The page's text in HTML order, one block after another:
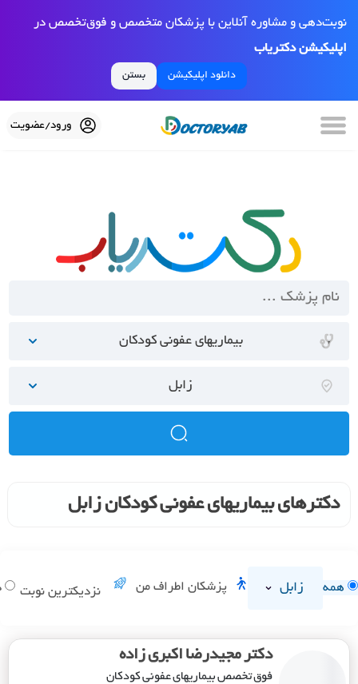
نوبت‌دهی و مشاوره آنلاین با پزشکان متخصص و فوق‌تخصص در
اپلیکیشن دکتریاب
دانلود اپلیکیشن بستن
ورود/عضویت
بیماریهای عفونی کودکان
زابل
دکترهای بیماریهای عفونی کودکان زابل
همه زابل پزشکان اطراف من نزدیکترین نوبت
دکتر مجیدرضا اکبری زاده
فوق تخصص بیماریهای عفونی کودکان